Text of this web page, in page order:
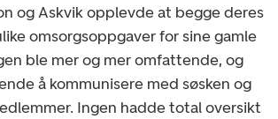
og Askvik opplevde at begge deres
omsorgsoppgaver for sine gamle
ble mer og mer omfattende, og
å kommunisere med søsken og
Ingen hadde total oversikt